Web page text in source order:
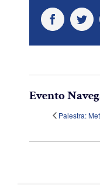
Facebook
Evento
Palestra: